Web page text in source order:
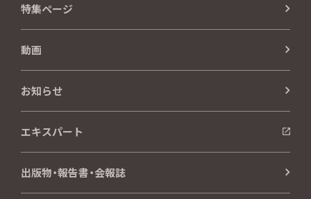
特集ページ
動画
お知らせ
エキスパート
出版物・報告書・会報誌